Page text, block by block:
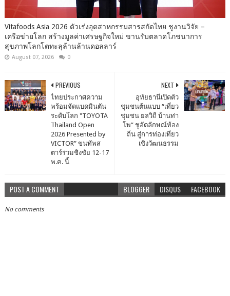
Vitafoods Asia 2026 ตัวเร่งอุตสาหกรรมสารสกัดไทย ชูงานวิจัย –
เครือข่ายโลก สร้างมูลค่าเศรษฐกิจใหม่ ขานรับตลาดโภชนาการ
สุขภาพโลกโตทะลุล้านล้านดอลลาร์
August 07, 2026 0
NEXT
อุทัยธานีเปิดตัว
ชุมชนต้นแบบ “เที่ยว
ชุมชน ยลวิถี บ้านท่า
โพ” ชูอัตลักษณ์ท้อง
ถิ่น สู่การท่องเที่ยว
เชิงวัฒนธรรม
PREVIOUS
ไทยประกาศความ
พร้อมจัดแบดมินตัน
ระดับโลก "TOYOTA
Thailand Open
2026 Presented by
VICTOR” ขนทัพส
ตาร์ร่วมชิงชัย 12-17
พ.ค. นี้
POST A COMMENT BLOGGER DISQUS FACEBOOK
No comments